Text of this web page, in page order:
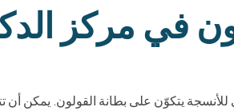
في مركز
يتكوّن على بطانة القولون. يمكن